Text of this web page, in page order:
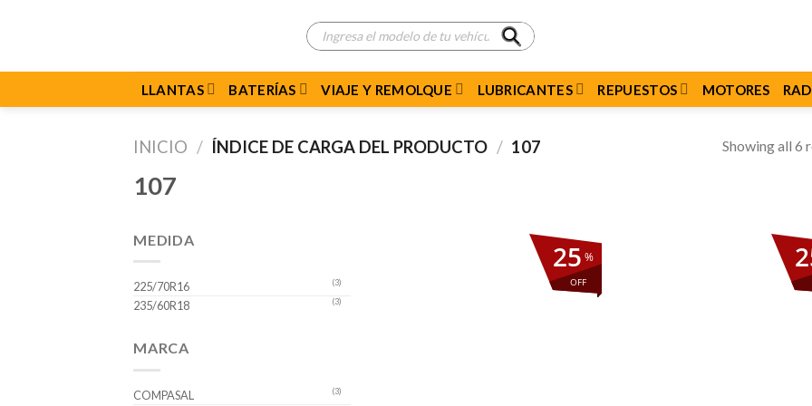
Búsqueda
de
productos
LLANTAS BATERÍAS VIAJE Y REMOLQUE LUBRICANTES REPUESTOS MOTORES
INICIO / ÍNDICE DE CARGA DEL PRODUCTO / 107 Showing all 6
107
MEDIDA
225/70R16 (3)
235/60R18 (3)
MARCA
COMPASAL (3)
%
OFF
25